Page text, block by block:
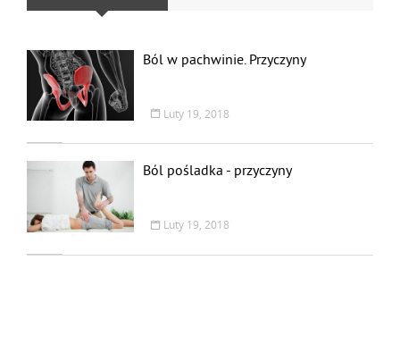
Ból w pachwinie. Przyczyny
Luty 19, 2018
Ból pośladka - przyczyny
Luty 19, 2018